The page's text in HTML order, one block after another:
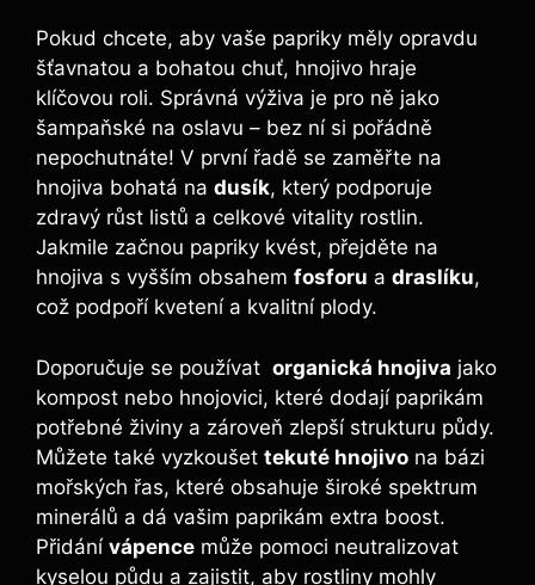
Pokud chcete, aby vaše ​papriky měly ‍opravdu
šťavnatou a bohatou⁢ chuť,‌ hnojivo hraje​
klíčovou roli. ⁤Správná výživa je pro ně jako
šampaňské ⁤na oslavu – bez ⁤ní ‍si pořádně ​
nepochutnáte! ⁣V první řadě se zaměřte na⁣
hnojiva bohatá na dusík, který⁣ podporuje
zdravý růst listů a ‍celkové‌ vitality rostlin.
Jakmile začnou papriky kvést,‍ přejděte ‍na
hnojiva s vyšším obsahem fosforu a⁢ draslíku,
což podpoří kvetení ⁤a kvalitní plody.
Doporučuje se používat ​ organická hnojiva jako
kompost nebo⁤ hnojovici, které dodají paprikám
potřebné živiny a zároveň zlepší strukturu půdy.
Můžete také vyzkoušet tekuté hnojivo na bázi
mořských řas, které ⁢obsahuje široké spektrum
minerálů ⁤a dá vašim ‍paprikám extra boost.
Přidání vápence může pomoci neutralizovat
kyselou ⁣půdu ​a ⁢zajistit, aby rostliny mohly